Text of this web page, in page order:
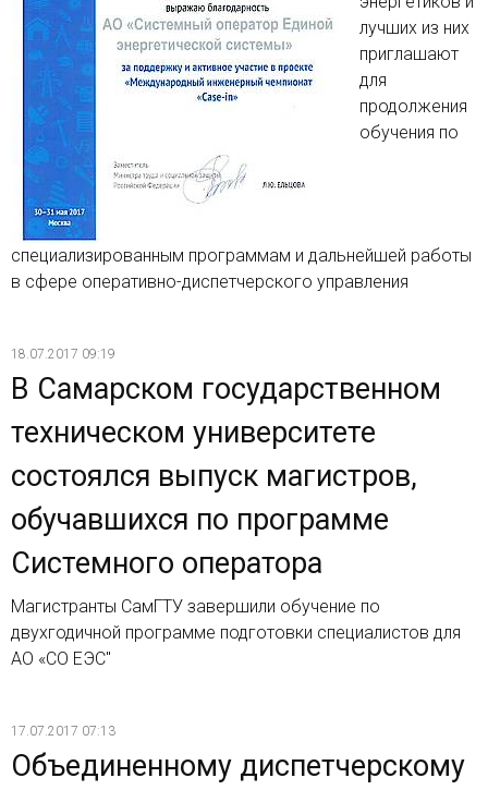
лучших из них
приглашают
для
продолжения
обучения по
специализированным программам и дальнейшей работы
в сфере оперативно-диспетчерского управления
18.07.2017 09:19
В Самарском государственном
техническом университете
состоялся выпуск магистров,
обучавшихся по программе
Системного оператора
Магистранты СамГТУ завершили обучение по
двухгодичной программе подготовки специалистов для
АО «СО ЕЭС"
17.07.2017 07:13
Объединенному диспетчерскому